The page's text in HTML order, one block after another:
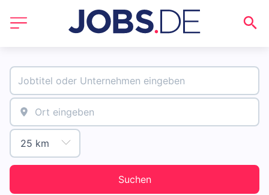
Suchen